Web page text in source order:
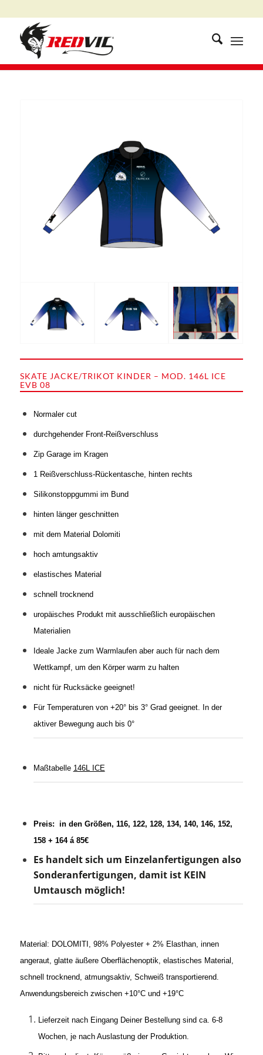
SKATE JACKE/TRIKOT KINDER – MOD. 146L ICE
EVB 08
Normaler cut
durchgehender Front-Reißverschluss
Zip Garage im Kragen
1 Reißverschluss-Rückentasche, hinten rechts
Silikonstoppgummi im Bund
hinten länger geschnitten
mit dem Material Dolomiti
hoch amtungsaktiv
elastisches Material
schnell trocknend
uropäisches Produkt mit ausschließlich europäischen
Materialien
Ideale Jacke zum Warmlaufen aber auch für nach dem
Wettkampf, um den Körper warm zu halten
nicht für Rucksäcke geeignet!
Für Temperaturen von +20° bis 3° Grad geeignet. In der
aktiver Bewegung auch bis 0°
Maßtabelle 146L ICE
Preis: in den Größen, 116, 122, 128, 134, 140, 146, 152,
158 + 164 á 85€
Es handelt sich um Einzelanfertigungen also
Sonderanfertigungen, damit ist KEIN
Umtausch möglich!
Material: DOLOMITI, 98% Polyester + 2% Elasthan, innen
angeraut, glatte äußere Oberflächenoptik, elastisches Material,
schnell trocknend, atmungsaktiv, Schweiß transportierend.
Anwendungsbereich zwischen +10°C und +19°C
Lieferzeit nach Eingang Deiner Bestellung sind ca. 6-8
Wochen, je nach Auslastung der Produktion.